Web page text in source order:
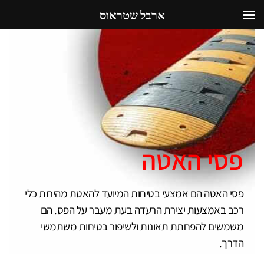
פסי האטה
פסי האטה הם אמצעי בטיחות המיועד להאטת מהירות כלי
רכב באמצעות יצירת הרעדה בעת מעבר על הפס. הם
משמשים להפחתת תאונות ולשיפור בטיחות משתמשי
הדרך.
ארבל שטראוס